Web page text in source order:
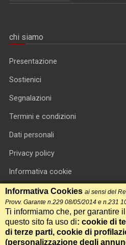
chi siamo
Presentazione
Sostienici
Segnalazioni
Termini e condizioni
Dati personali
Privacy policy
Informativa cookie
RSS feed
RSS Top News
Contatti
Informativa Cookies ai sensi del
Provv. Garante n.229 08/05/2014 e n.231
Ti informiamo che, per garantire
questo sito fa uso di: cookie di
di terze parti, cookie di
(personalizzazione degli